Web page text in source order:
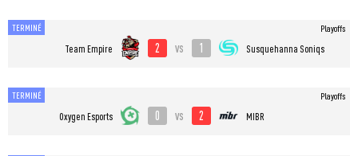
TERMINÉ
Team Empire 2 vs 1 Susquehanna Soniqs
Playoffs
TERMINÉ
Oxygen Esports 0 vs 2 MIBR
Playoffs